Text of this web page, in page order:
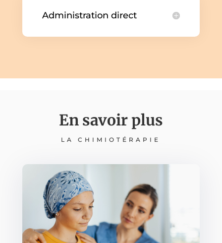
Administration direct
En savoir plus
LA CHIMIOTÉRAPIE